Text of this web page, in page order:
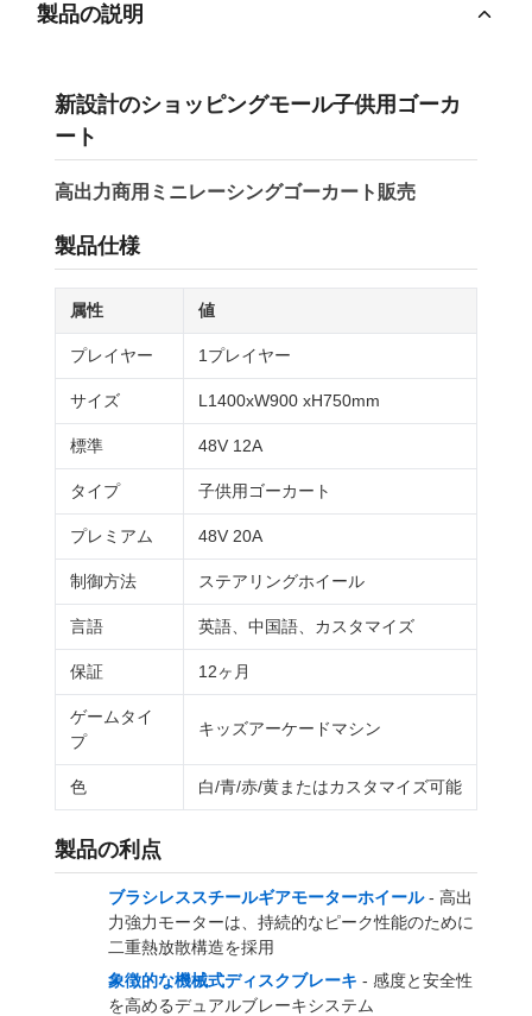
製品の説明
新設計のショッピングモール子供用ゴーカ
ート
高出力商用ミニレーシングゴーカート販売
製品仕様
属性 値
プレイヤー 1プレイヤー
サイズ L1400xW900 xH750mm
標準 48V 12A
タイプ 子供用ゴーカート
プレミアム 48V 20A
制御方法 ステアリングホイール
言語 英語、中国語、カスタマイズ
保証 12ヶ月
ゲームタイ
プ
キッズアーケードマシン
色 白/青/赤/黄またはカスタマイズ可能
製品の利点
ブラシレススチールギアモーターホイール- 高出
力強力モーターは、持続的なピーク性能のために
二重熱放散構造を採用
象徴的な機械式ディスクブレーキ - 感度と安全性
を高めるデュアルブレーキシステム